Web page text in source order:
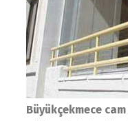
Büyükçekmece